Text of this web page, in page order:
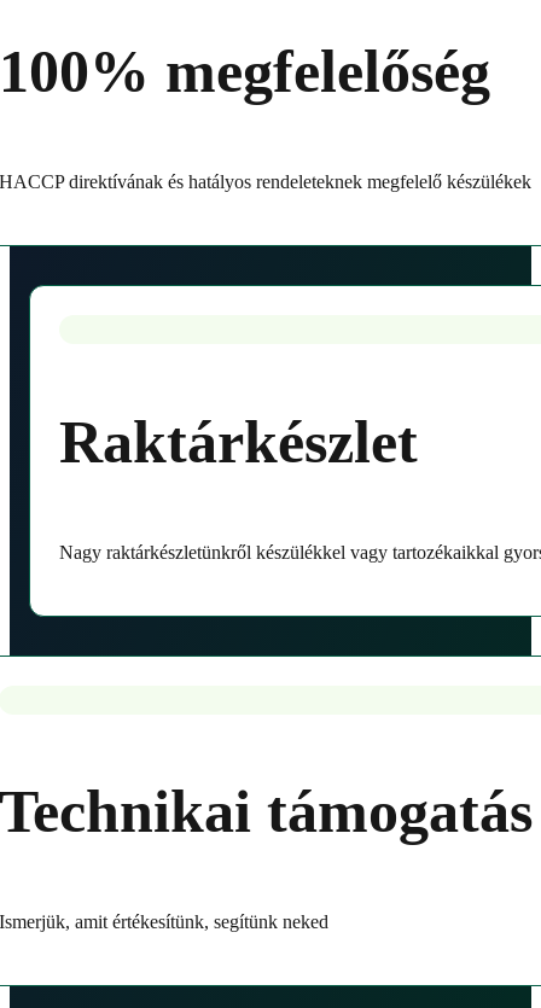
100% megfelelőség
HACCP direktívának és hatályos rendeleteknek megfelelő készülékek
Raktárkészlet
Nagy raktárkészletünkről készülékkel vagy tartozékaikkal
Technikai támogatás
Ismerjük, amit értékesítünk, segítünk neked